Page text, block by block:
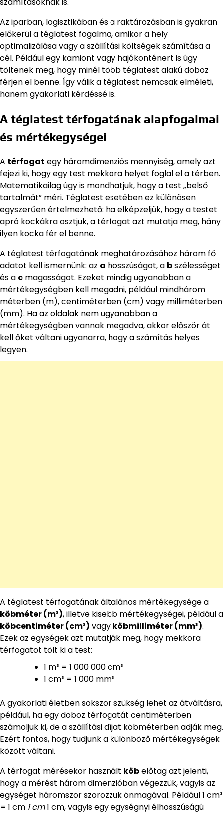
Az iparban, logisztikában és a raktározásban is gyakran
előkerül a téglatest fogalma, amikor a hely
optimalizálása vagy a szállítási költségek számítása a
cél. Például egy kamiont vagy hajókonténert is úgy
töltenek meg, hogy minél több téglatest alakú doboz
férjen el benne. Így válik a téglatest nemcsak elméleti,
hanem gyakorlati kérdéssé is.
A téglatest térfogatának alapfogalmai
és mértékegységei
A térfogat egy háromdimenziós mennyiség, amely azt
fejezi ki, hogy egy test mekkora helyet foglal el a térben.
Matematikailag úgy is mondhatjuk, hogy a test „belső
tartalmát” méri. Téglatest esetében ez különösen
egyszerűen értelmezhető: ha elképzeljük, hogy a testet
apró kockákra osztjuk, a térfogat azt mutatja meg, hány
ilyen kocka fér el benne.
A téglatest térfogatának meghatározásához három fő
adatot kell ismernünk: az a hosszúságot, a bszélességet
és a c magasságot. Ezeket mindig ugyanabban a
mértékegységben kell megadni, például mindhárom
méterben (m), centiméterben (cm) vagy milliméterben
(mm). Ha az oldalak nem ugyanabban a
mértékegységben vannak megadva, akkor először át
kell őket váltani ugyanarra, hogy a számítás helyes
legyen.
A téglatest térfogatának általános mértékegysége a
köbméter (m³), illetve kisebb mértékegységei, például a
köbcentiméter (cm³) vagy köbmilliméter (mm³).
Ezek az egységek azt mutatják meg, hogy mekkora
térfogatot tölt ki a test:
1 m³ = 1 000 000 cm³
1 cm³ = 1 000 mm³
A gyakorlati életben sokszor szükség lehet az átváltásra,
például, ha egy doboz térfogatát centiméterben
számoljuk ki, de a szállítási díjat köbméterben adják meg.
Ezért fontos, hogy tudjunk a különböző mértékegységek
között váltani.
A térfogat mérésekor használt köbelőtag azt jelenti,
hogy a mérést három dimenzióban végezzük, vagyis az
egységet háromszor szorozzuk önmagával. Például 1 cm³
= 1 cm 1 cm1 cm, vagyis egy egységnyi élhosszúságú